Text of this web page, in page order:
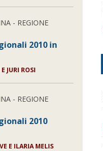
- REGIONE
2010 in
JURI ROSI
- REGIONE
2010
E ILARIA MELIS